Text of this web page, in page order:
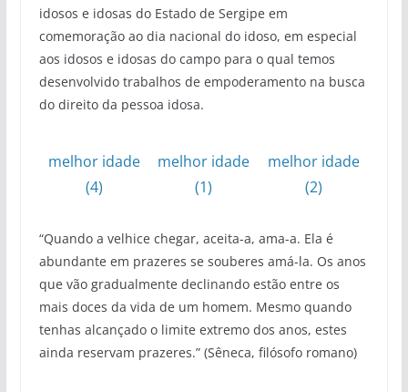
idosos e idosas do Estado de Sergipe em
comemoração ao dia nacional do idoso, em especial
aos idosos e idosas do campo para o qual temos
desenvolvido trabalhos de empoderamento na busca
do direito da pessoa idosa.
melhor idade
(4)
melhor idade
(1)
melhor idade
(2)
“Quando a velhice chegar, aceita-a, ama-a. Ela é
abundante em prazeres se souberes amá-la. Os anos
que vão gradualmente declinando estão entre os
mais doces da vida de um homem. Mesmo quando
tenhas alcançado o limite extremo dos anos, estes
ainda reservam prazeres.” (Sêneca, filósofo romano)